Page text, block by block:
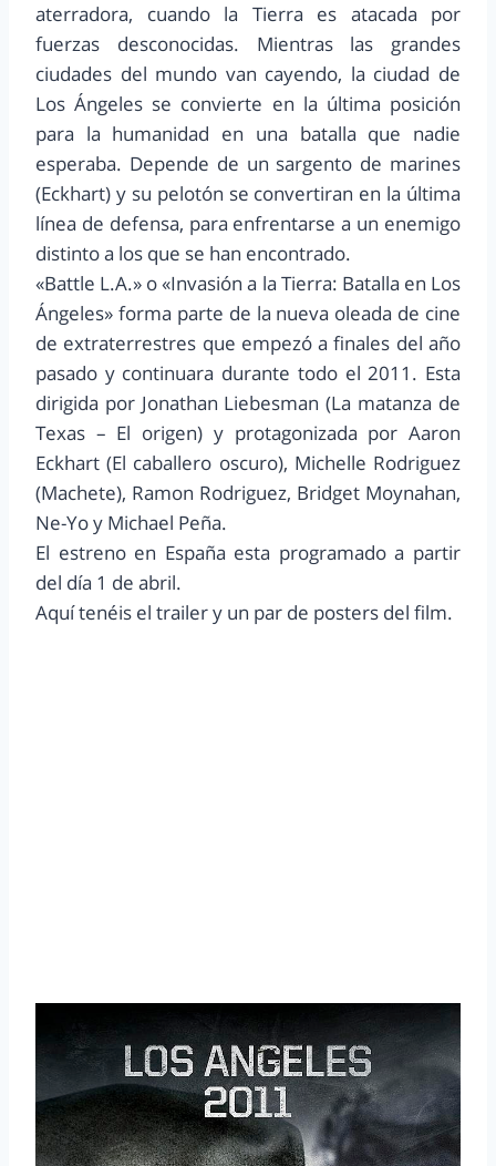
aterradora, cuando la Tierra es atacada por
fuerzas desconocidas. Mientras las grandes
ciudades del mundo van cayendo, la ciudad de
Los Ángeles se convierte en la última posición
para la humanidad en una batalla que nadie
esperaba. Depende de un sargento de marines
(Eckhart) y su pelotón se convertiran en la última
línea de defensa, para enfrentarse a un enemigo
distinto a los que se han encontrado.
«Battle L.A.» o «Invasión a la Tierra: Batalla en Los
Ángeles» forma parte de la nueva oleada de cine
de extraterrestres que empezó a finales del año
pasado y continuara durante todo el 2011. Esta
dirigida por Jonathan Liebesman (La matanza de
Texas – El origen) y protagonizada por Aaron
Eckhart (El caballero oscuro), Michelle Rodriguez
(Machete), Ramon Rodriguez, Bridget Moynahan,
Ne-Yo y Michael Peña.
El estreno en España esta programado a partir
del día 1 de abril.
Aquí tenéis el trailer y un par de posters del film.